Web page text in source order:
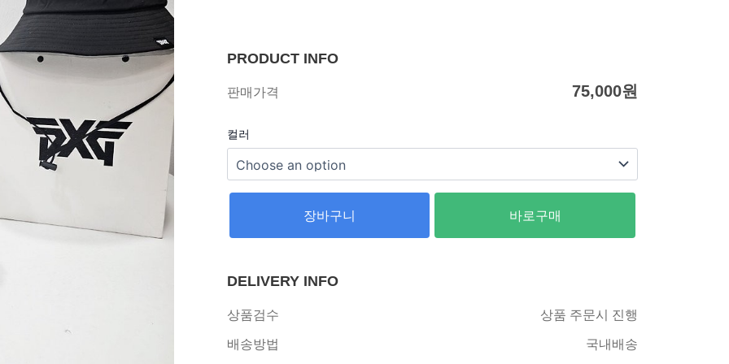
PRODUCT INFO
판매가격 75,000원
컬러
장바구니 바로구매
DELIVERY INFO
상품검수 상품 주문시 진행
배송방법 국내배송